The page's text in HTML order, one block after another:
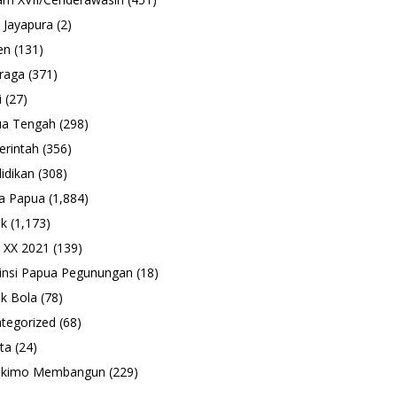
(2)
(131)
(371)
(27)
Tengah (298)
(356)
(308)
Papua (1,884)
(1,173)
2021 (139)
Papua Pegunungan (18)
Bola (78)
(68)
(24)
Membangun (229)